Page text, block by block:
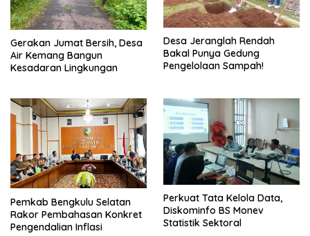
Gerakan Jumat Bersih, Desa
Air Kemang Bangun
Kesadaran Lingkungan
Desa Jeranglah Rendah
Bakal Punya Gedung
Pengelolaan Sampah!
Pemkab Bengkulu Selatan
Rakor Pembahasan Konkret
Pengendalian Inflasi
Perkuat Tata Kelola Data,
Diskominfo BS Monev
Statistik Sektoral